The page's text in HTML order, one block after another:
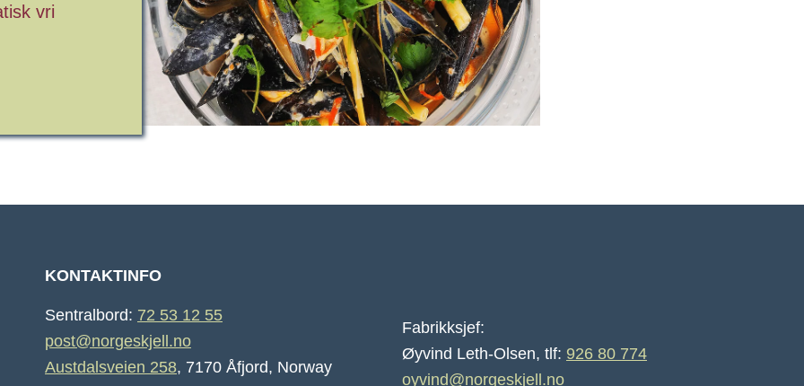
vri
KONTAKTINFO
Sentralbord: 72 53 12 55
post@norgeskjell.no
Austdalsveien 258, 7170 Åfjord, Norway
Fabrikksjef:
Øyvind Leth-Olsen, tlf: 926 80 774
oyvind@norgeskjell.no